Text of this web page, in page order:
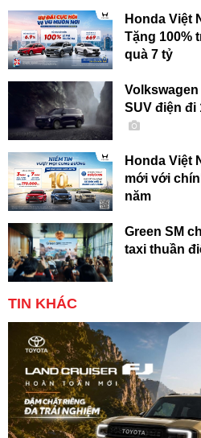
Honda Việt
Tặng 100%
quà 7 tỷ
Volkswagen
SUV điện đi
Honda Việt
mới với
năm
Green SM
taxi thuần
TIN KHÁC